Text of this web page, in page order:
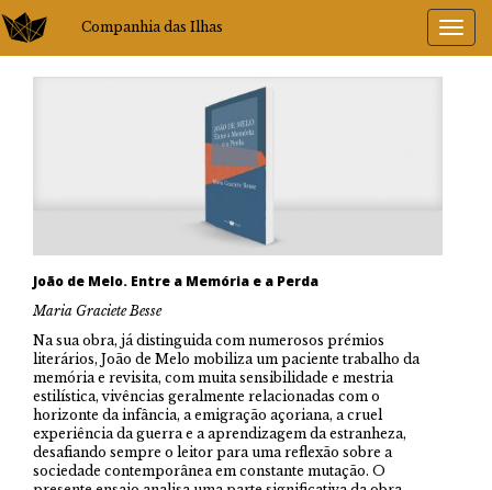
Companhia das Ilhas
João de Melo. Entre a Memória e a Perda
Maria Graciete Besse
Na sua obra, já distinguida com numerosos prémios
literários, João de Melo mobiliza um paciente trabalho da
memória e revisita, com muita sensibilidade e mestria
estilística, vivências geralmente relacionadas com o
horizonte da infância, a emigração açoriana, a cruel
experiência da guerra e a aprendizagem da estranheza,
desafiando sempre o leitor para uma reflexão sobre a
sociedade contemporânea em constante mutação. O